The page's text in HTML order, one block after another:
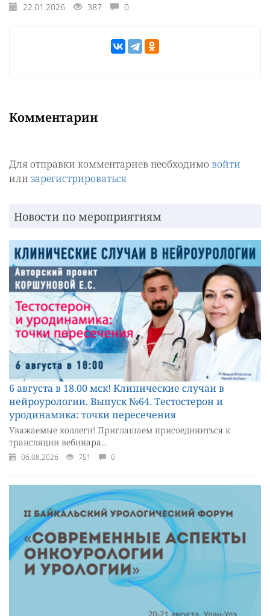
22.01.2026 387 0
Комментарии
Для отправки комментариев необходимо войти
или зарегистрироваться
Новости по мероприятиям
6 августа в 18.00 мск! Клинические случаи в
нейроурологии. Выпуск №64. Тестостерон и
уродинамика: точки пересечения
Уважаемые коллеги! Приглашаем присоединиться к
трансляции вебинара...
06.08.2026 751 0